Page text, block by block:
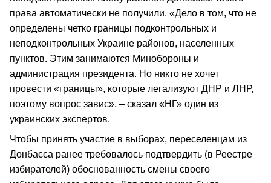
права автоматически не получили. «Дело в том, что не
определены четко границы подконтрольных и
неподконтрольных Украине районов, населенных
пунктов. Этим занимаются Минобороны и
администрация президента. Но никто не хочет
провести «границы», которые легализуют ДНР и ЛНР,
поэтому вопрос завис», – сказал «НГ» один из
украинских экспертов.
Чтобы принять участие в выборах, переселенцам из
Донбасса ранее требовалось подтвердить (в Реестре
избирателей) обоснованность смены своего